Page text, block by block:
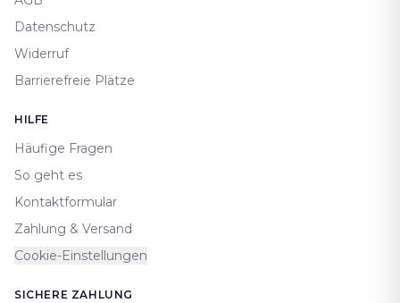
Datenschutz
Widerruf
Barrierefreie Plätze
HILFE
Häufige Fragen
So geht es
Kontaktformular
Zahlung & Versand
Cookie-Einstellungen
SICHERE ZAHLUNG